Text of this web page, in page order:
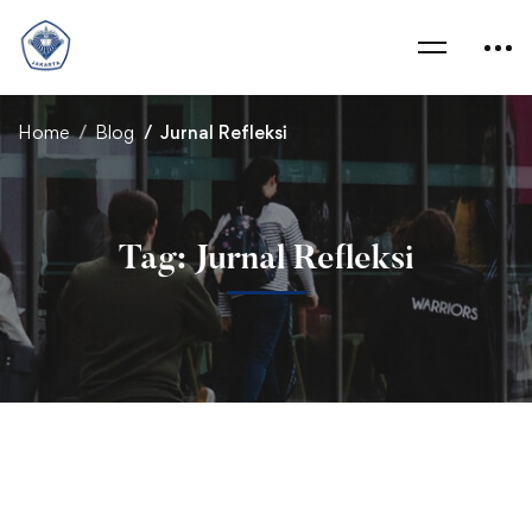
Home Blog Jurnal Refleksi
Tag: Jurnal Refleksi